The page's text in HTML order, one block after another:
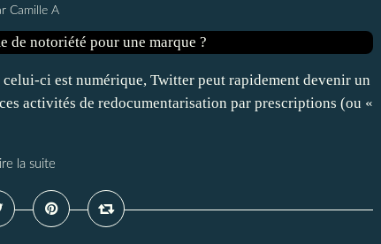
Camille A
ci est numérique, Twitter peut rapidement devenir un
activités de redocumentarisation par prescriptions (ou «
la suite